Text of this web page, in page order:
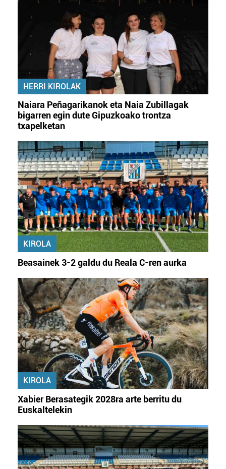
HERRI KIROLAK
Naiara Peñagarikanok eta Naia Zubillagak
bigarren egin dute Gipuzkoako trontza
txapelketan
KIROLA
Beasainek 3-2 galdu du Reala C-ren aurka
KIROLA
Xabier Berasategik 2028ra arte berritu du
Euskaltelekin